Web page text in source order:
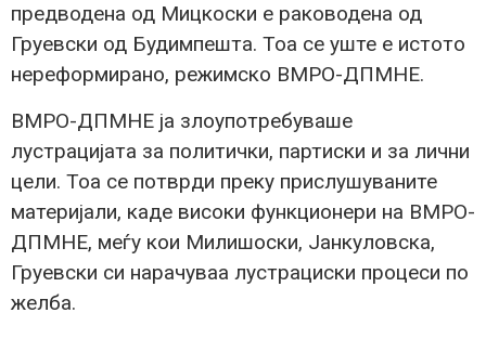
предводена од Мицкоски е раководена од
Груевски од Будимпешта. Тоа се уште е истото
нереформирано, режимско ВМРО-ДПМНЕ.
ВМРО-ДПМНЕ ја злоупотребуваше
лустрацијата за политички, партиски и за лични
цели. Тоа се потврди преку прислушуваните
материјали, каде високи функционери на ВМРО-
ДПМНЕ, меѓу кои Милишоски, Јанкуловска,
Груевски си нарачуваа лустрациски процеси по
желба.